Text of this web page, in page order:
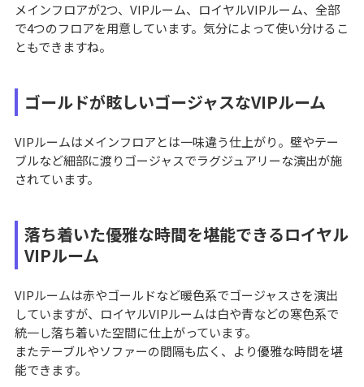
メインフロアが2つ、VIPルーム、ロイヤルVIPルーム、全部
で4つのフロアを用意しています。気分によって使い分けるこ
ともできますね。
ゴールドが眩しいゴージャスなVIPルーム
VIPルームはメインフロアとは一味違う仕上がり。壁やテー
ブルなど細部に渡りゴージャスでラグジュアリーな演出が施
されています。
落ち着いた優雅な時間を堪能できるロイヤル
VIPルーム
VIPルームは赤やゴールドなど暖色系でゴージャスさを演出
していますが、ロイヤルVIPルームは白や青などの寒色系で
統一し落ち着いた空間に仕上がっています。
またテーブルやソファーの間隔も広く、より優雅な時間を堪
能できます。